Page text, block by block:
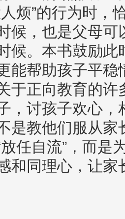
烦”的行为时，
候，也是父母
候。本书鼓励
能帮助孩子平
于正向教育的
，讨孩子欢心
是教他们服从
任自流”，而是
和同理心，让家